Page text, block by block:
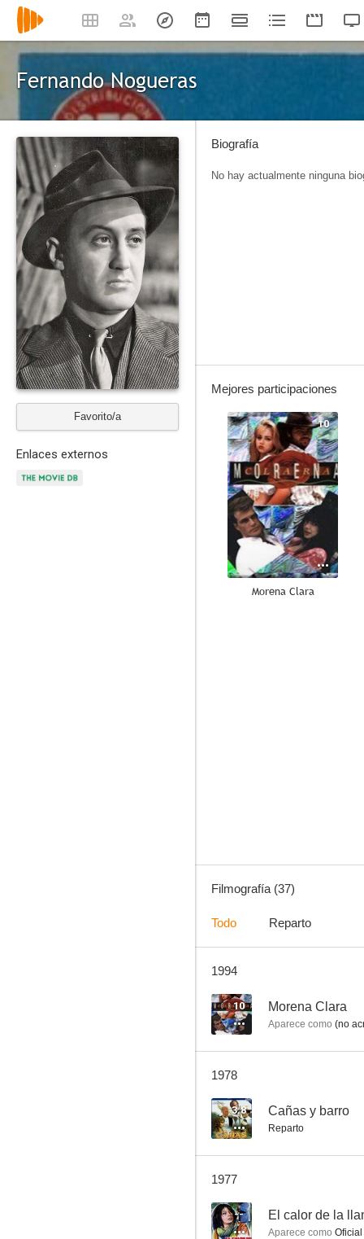
Fernando Nogueras
Favorito/a
Enlaces externos
Biografía
No hay actualmente ninguna
Mejores participaciones
10
Morena Clara
Los subdesarrollados
4.5
Filmografía (37)
Todo Reparto
1994
10 Morena Clara
Aparece como (no
1978
3.8 Cañas y barro
Reparto
1977
-- El calor de la
Aparece como Oficial